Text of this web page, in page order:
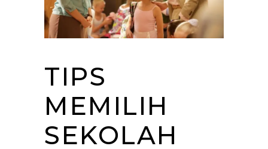
TIPS
MEMILIH
SEKOLAH